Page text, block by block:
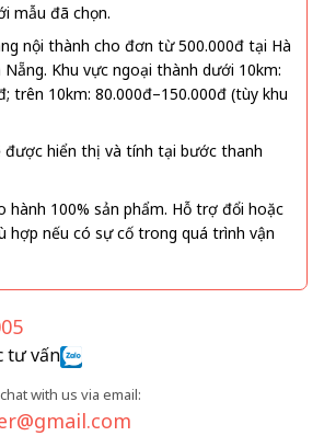
mẫu đã chọn.
nội thành cho đơn từ 500.000đ tại Hà
Nẵng. Khu vực ngoại thành dưới 10km:
trên 10km: 80.000đ–150.000đ (tùy khu
được hiển thị và tính tại bước thanh
hành 100% sản phẩm. Hỗ trợ đổi hoặc
hợp nếu có sự cố trong quá trình vận
tư vấn
with us via email: